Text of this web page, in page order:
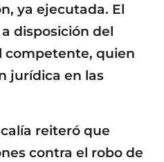
ya ejecutada. El
disposición del
competente, quien
jurídica en las
reiteró que
contra el robo de